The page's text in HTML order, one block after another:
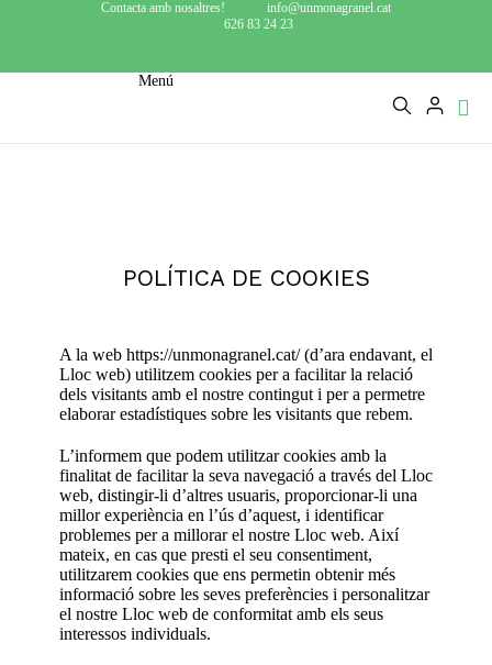
Contacta amb nosaltres!
info@unmonagranel.cat
626 83 24 23
Menú
POLÍTICA DE COOKIES
A la web https://unmonagranel.cat/ (d’ara endavant, el
Lloc web) utilitzem cookies per a facilitar la relació
dels visitants amb el nostre contingut i per a permetre
elaborar estadístiques sobre les visitants que rebem.
L’informem que podem utilitzar cookies amb la
finalitat de facilitar la seva navegació a través del Lloc
web, distingir-li d’altres usuaris, proporcionar-li una
millor experiència en l’ús d’aquest, i identificar
problemes per a millorar el nostre Lloc web. Així
mateix, en cas que presti el seu consentiment,
utilitzarem cookies que ens permetin obtenir més
informació sobre les seves preferències i personalitzar
el nostre Lloc web de conformitat amb els seus
interessos individuals.